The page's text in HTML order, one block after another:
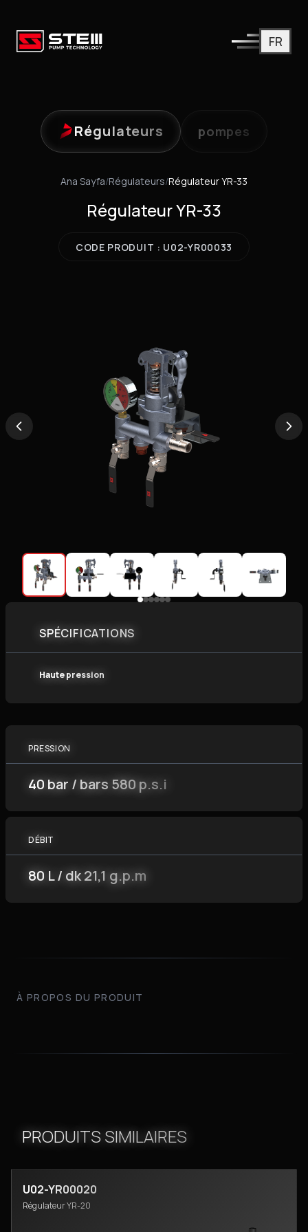
FR
Régulateurs pompes
Ana Sayfa/Régulateurs/Régulateur YR-33
Régulateur YR-33
CODE PRODUIT : U02-YR00033
SPÉCIFICATIONS
Haute pression
PRESSION
40 bar / bars 580 p.s.i
DÉBIT
80 L / dk 21,1 g.p.m
À PROPOS DU PRODUIT
PRODUITS SIMILAIRES
U02-YR00020
Régulateur YR-20